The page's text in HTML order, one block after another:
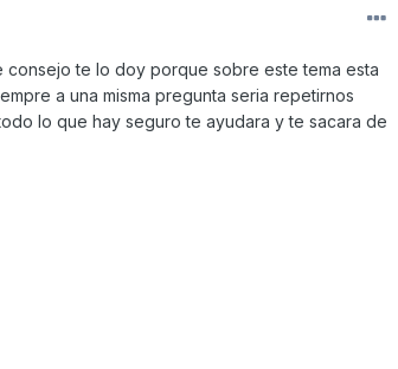
consejo te lo doy porque sobre este tema esta
a una misma pregunta seria repetirnos
lo que hay seguro te ayudara y te sacara de